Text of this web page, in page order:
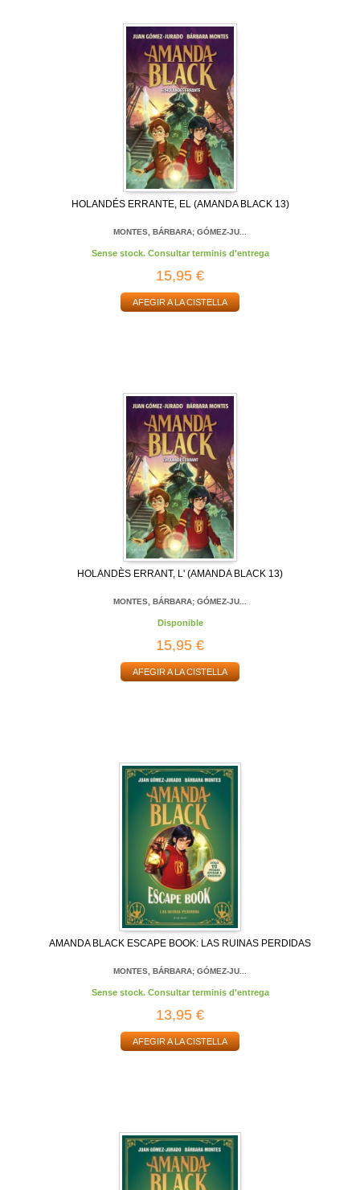
HOLANDÉS ERRANTE, EL (AMANDA BLACK 13)
MONTES, BÁRBARA; GÓMEZ-JU...
Sense stock. Consultar terminis d'entrega
15,95 €
AFEGIR A LA CISTELLA
HOLANDÈS ERRANT, L' (AMANDA BLACK 13)
MONTES, BÁRBARA; GÓMEZ-JU...
Disponible
15,95 €
AFEGIR A LA CISTELLA
AMANDA BLACK ESCAPE BOOK: LAS RUINAS PERDIDAS
MONTES, BÁRBARA; GÓMEZ-JU...
Sense stock. Consultar terminis d'entrega
13,95 €
AFEGIR A LA CISTELLA